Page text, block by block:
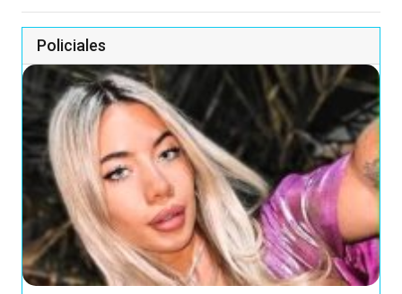
Policiales